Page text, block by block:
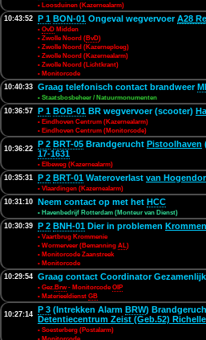
• Loosduinen (Kazernealarm)
10:43:52 P 1 BON-01 Ongeval wegvervoerA28
• OvD Midden
• Zwolle Noord (BvD)
• Zwolle Noord (Kazerneploeg)
• Zwolle Noord (Kazernealarm)
• Zwolle Noord (Lichtkrant)
• Monitorcode
10:40:33 Graag telefonisch contact brandweer
• Staatsbosbeheer / Natuurmonumenten
10:36:57 P 1 BOB-01 BR wegvervoer (scooter)
• Eindhoven Centrum (Kazernealarm)
• Eindhoven Centrum (Monitorcode)
10:36:22 P 2 BRT-05 Brandgerucht Pistoolhaven
17-1631
• Elbeweg (Kazernealarm)
10:35:31 P 2 BRT-01 Wateroverlast van
• Vlaardingen (Kazernealarm)
10:31:10 Neem contact op met het HCC
• Havenbedrijf Rotterdam (Monteur van Dienst)
10:30:39 P 2 BNH-01 Dier in problemen
• Vaartbrug Krommenie
• Wormerveer (Bemanning AL)
• Monitorcode Zaanstreek
• Monitorcode
10:29:54 Graag contact Coordinator
• Gez.Brw- MonitorcodeOIP
• Materieeldienst GB
10:27:14 P 3 (Intrekken Alarm BRW)
Detentiecentrum Zeist (Geb.52)
• Soesterberg (Postalarm)